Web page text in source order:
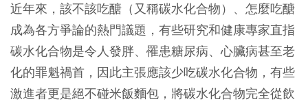
近年來，該不該吃醣（又稱碳水化合物）、怎麼吃醣
成為各方爭論的熱門議題，有些研究和健康專家直指
碳水化合物是令人發胖、罹患糖尿病、心臟病甚至老
化的罪魁禍首，因此主張應該少吃碳水化合物，有些
激進者更是絕不碰米飯麵包，將碳水化合物完全從飲